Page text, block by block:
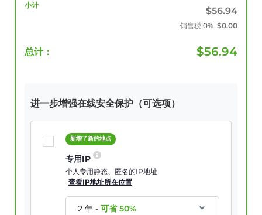
小计
$56.94
销售税 0% $0.00
总计： $56.94
进一步增强在线安全保护（可选项）
新增了新的地点
专用IP
个人专用静态、匿名的IP地址
查看IP地址所在位置
2 年-可省50%